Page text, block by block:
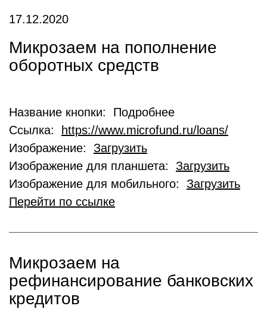
17.12.2020
Микрозаем на пополнение
оборотных средств
Название кнопки: Подробнее
Ссылка:
https://www.microfund.ru/loans/
Изображение: Загрузить
Изображение для планшета: Загрузить
Изображение для мобильного: Загрузить
Перейти по ссылке
Микрозаем на
рефинансирование банковских
кредитов